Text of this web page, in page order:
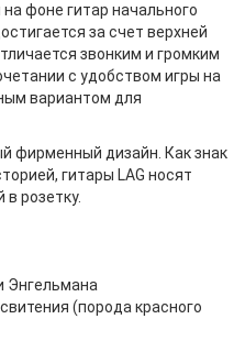
фоне гитар начального
за счет верхней
звонким и громким
с удобством игры на
вариантом для
фирменный дизайн. Как знак
гитары LAG носят
розетку.
Энгельмана
(порода красного